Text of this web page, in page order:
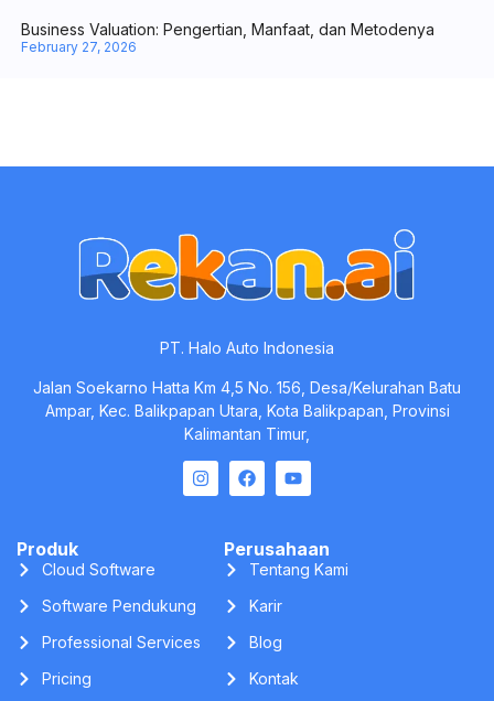
Business Valuation: Pengertian, Manfaat, dan Metodenya
February 27, 2026
PT. Halo Auto Indonesia
Jalan Soekarno Hatta Km 4,5 No. 156, Desa/Kelurahan Batu
Ampar, Kec. Balikpapan Utara, Kota Balikpapan, Provinsi
Kalimantan Timur,
Produk
Cloud Software
Software Pendukung
Professional Services
Pricing
Perusahaan
Tentang Kami
Karir
Blog
Kontak